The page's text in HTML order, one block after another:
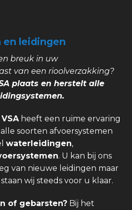
leidingen
breuk in uw
van een rioolverzakking?
plaats en herstelt alle
heeft een ruime ervaring
soorten afvoersystemen
waterleidingen,
. U kan bij ons
van nieuwe leidingen maar
wij steeds voor u klaar.
of gebarsten? Bij het